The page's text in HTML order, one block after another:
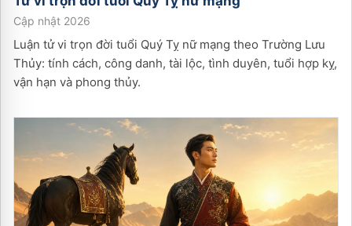
Cập nhật 2026
Luận tử vi trọn đời tuổi Quý Tỵ nữ mạng theo Trường Lưu
Thủy: tính cách, công danh, tài lộc, tình duyên, tuổi hợp kỵ,
vận hạn và phong thủy.